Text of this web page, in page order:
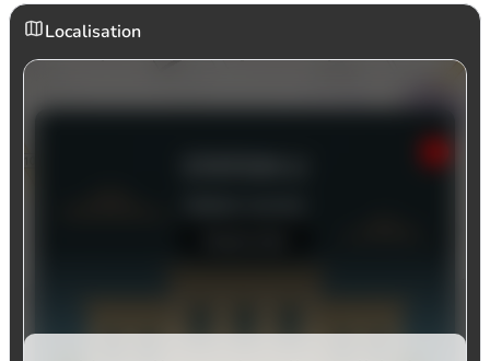
Localisation